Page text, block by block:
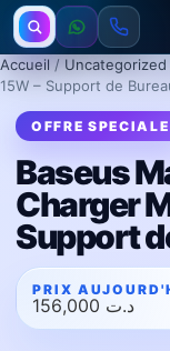
Accueil / Uncategorized
15W – Support de
Baseus
Charger
Support
د.ت